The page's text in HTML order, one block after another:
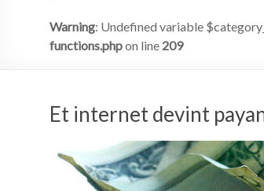
Warning: Undefined variable
functions.phpon line 209
Et internet devint